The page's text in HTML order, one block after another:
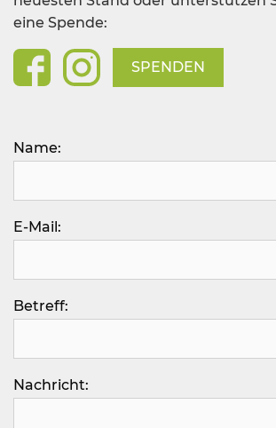
Name:
E-Mail:
Betreff:
Nachricht:
eine Spende:
SPENDEN